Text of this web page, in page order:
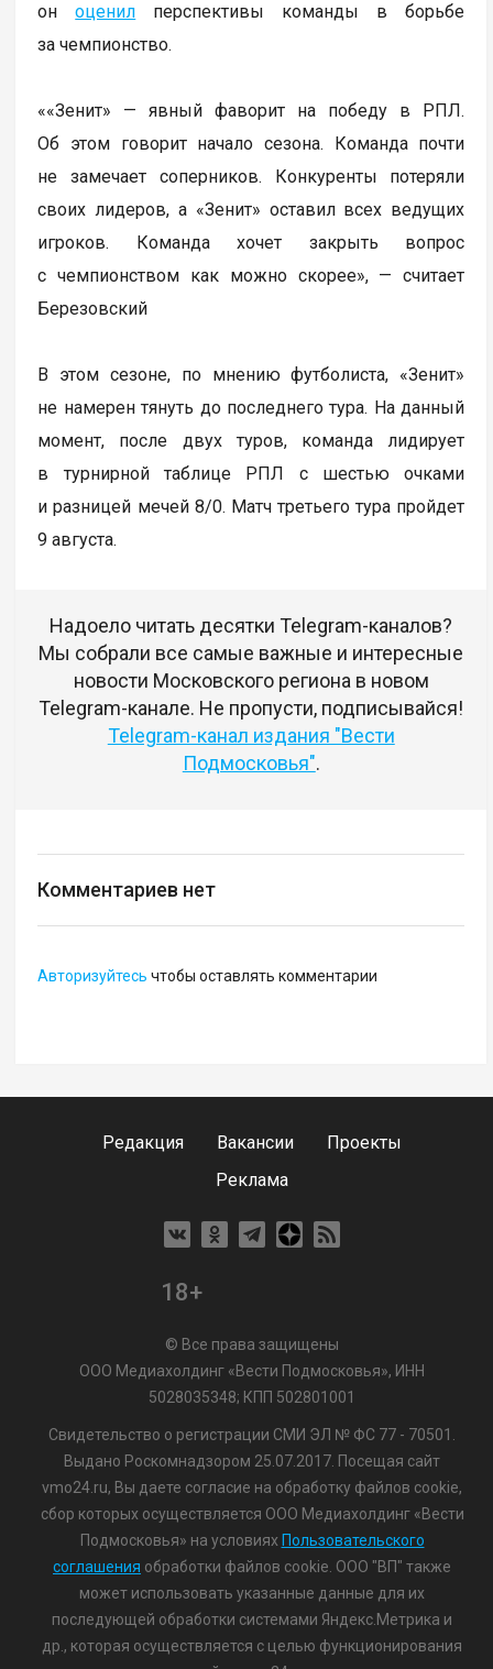
оноценил перспективы команды в борьбе
за чемпионство.
««Зенит» — явный фаворит на победу в РПЛ.
Об этом говорит начало сезона. Команда почти
не замечает соперников. Конкуренты потеряли
своих лидеров, а «Зенит» оставил всех ведущих
игроков. Команда хочет закрыть вопрос
с чемпионством как можно скорее», — считает
Березовский
В этом сезоне, по мнению футболиста, «Зенит»
не намерен тянуть до последнего тура. На данный
момент, после двух туров, команда лидирует
в турнирной таблице РПЛ с шестью очками
и разницей мечей 8/0. Матч третьего тура пройдет
9 августа.
Надоело читать десятки Telegram-каналов?
Мы собрали все самые важные и интересные
новости Московского региона в новом
Telegram-канале. Не пропусти, подписывайся!
Telegram-канал издания "Вести
Подмосковья".
Комментариев нет
Авторизуйтесь чтобы оставлять комментарии
Редакция Вакансии
Проекты
Реклама
18+
© Все права защищены
ООО Медиахолдинг «Вести Подмосковья», ИНН
5028035348; КПП 502801001
Свидетельство о регистрации СМИ ЭЛ № ФС 77 - 70501.
Выдано Роскомнадзором 25.07.2017. Посещая сайт
vmo24.ru, Вы даете согласие на обработку файлов cookie,
сбор которых осуществляется ООО Медиахолдинг «Вести
Подмосковья» на условиях Пользовательского
соглашения обработки файлов cookie. ООО "ВП" также
может использовать указанные данные для их
последующей обработки системами Яндекс.Метрика и
др., которая осуществляется с целью функционирования